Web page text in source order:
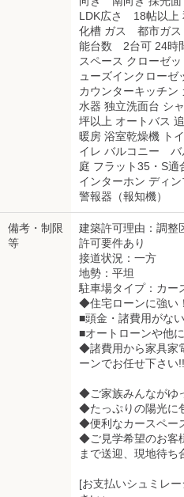
LDK広さ 18帖以
化槽 ガス 都市ガス
能台数 2台可 24時
スペース クローゼ
ューズインクローゼ
カウンターキッチ
水器 独立洗面台 シ
坪以上 オートバス
暖房 浴室乾燥機 ト
イレ バルコニー バ
庭 フラット35・S適
インターホン ディ
警報器（報知機）
備考・制限
等
建築許可理由：調整
許可要件あり
接道状況：一方
地勢：平坦
駐車場タイプ：カー
◆住宅ローンに強い
■頭金・諸費用がな
■オートローンや他
◆諸費用から家具家
ーンでお任せ下さい!!
◆ご家族みんながゆ
◆たっぷりの陽光に
◆便利なカースペー
◆ご見学希望のお客
まで送迎、現地待ち
[お支払いシュミレ